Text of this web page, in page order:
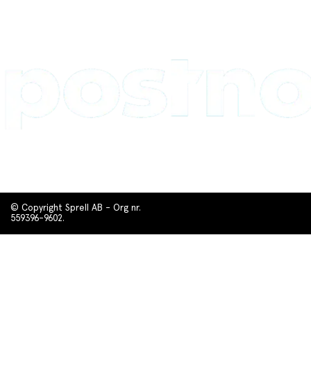
© Copyright Sprell AB - Org nr.
559396-9602.